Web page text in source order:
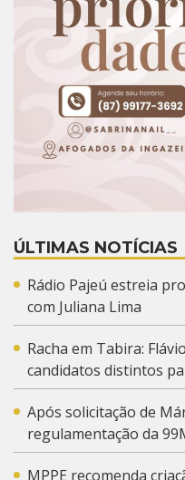
ÚLTIMAS NOTÍCIAS
Rádio Pajeú estreia
com Juliana Lima
Racha em Tabira:
candidatos distintos
Após solicitação de
regulamentação da
MPPE recomenda